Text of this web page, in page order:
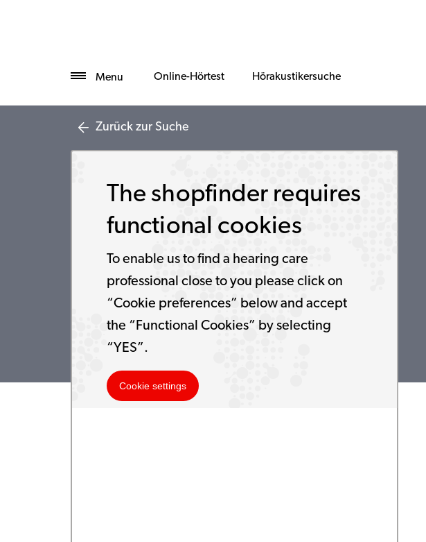
Menu Online-Hörtest Hörakustikersuche
Zurück zur Suche
The shopfinder requires
functional cookies
To enable us to find a hearing care
professional close to you please click on
“Cookie preferences” below and accept
the “Functional Cookies” by selecting
“YES”.
Cookie settings